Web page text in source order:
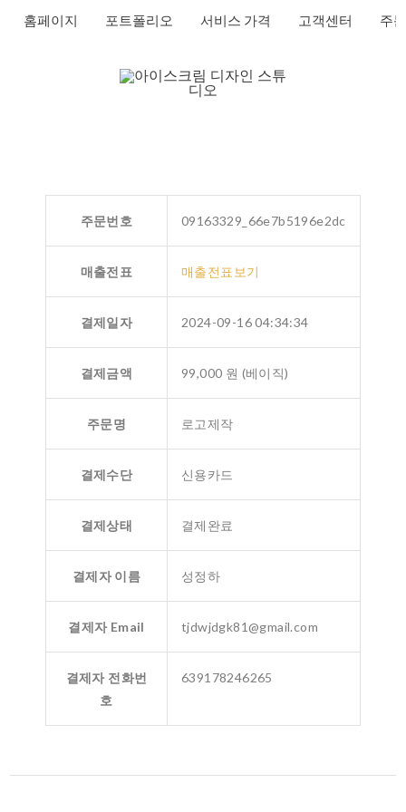
홈페이지 포트폴리오 서비스 가격 고객센터 주
주문번호 09163329_66e7b5196e2dc
매출전표 매출전표보기
결제일자 2024-09-16 04:34:34
결제금액 99,000 원 (베이직)
주문명 로고제작
결제수단 신용카드
결제상태 결제완료
결제자 이름 성정하
결제자 Email tjdwjdgk81@gmail.com
결제자 전화번
호
639178246265